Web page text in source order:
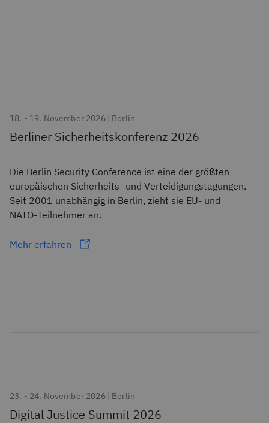
18. - 19. November 2026 | Berlin
Berliner Sicherheitskonferenz 2026
Die Berlin Security Conference ist eine der größten
europäischen Sicherheits- und Verteidigungstagungen.
Seit 2001 unabhängig in Berlin, zieht sie EU‑ und
NATO‑Teilnehmer an.
Mehr erfahren
23. - 24. November 2026 | Berlin
Digital Justice Summit 2026